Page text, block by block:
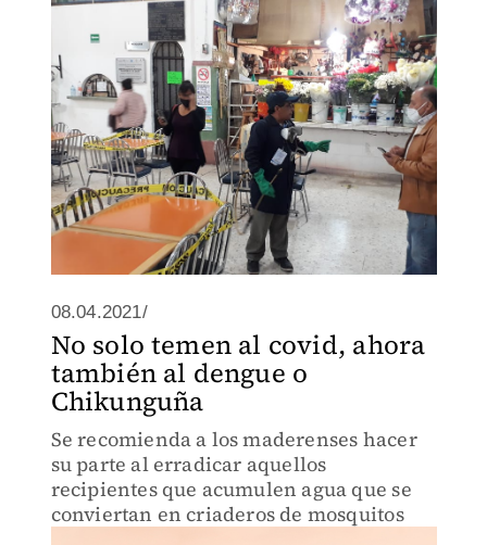
08.04.2021/
No solo temen al covid, ahora
también al dengue o
Chikunguña
Se recomienda a los maderenses hacer
su parte al erradicar aquellos
recipientes que acumulen agua que se
conviertan en criaderos de mosquitos